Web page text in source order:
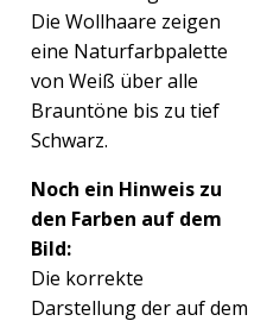
Die Wollhaare zeigen
eine Naturfarbpalette
von Weiß über alle
Brauntöne bis zu tief
Schwarz.
Noch ein Hinweis zu
den Farben auf dem
Bild:
Die korrekte
Darstellung der auf dem